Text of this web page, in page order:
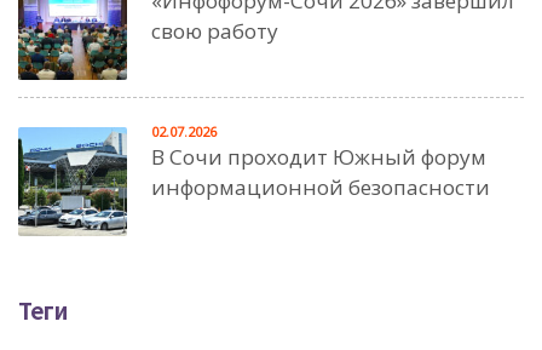
свою работу
В Сочи проходит Южный форум
информационной безопасности
02.07.2026
Теги